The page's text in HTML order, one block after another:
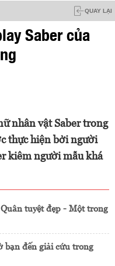
QUAY LẠI
Saber của
nhân vật Saber trong
thực hiện bởi người
kiêm người mẫu khá
tuyệt đẹp - Một trong
bạn đến giải cứu trong